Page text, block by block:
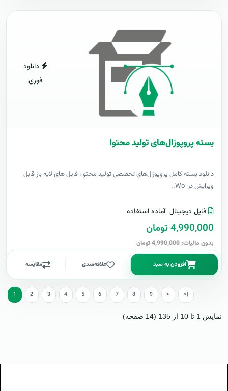
دانلود
فوری
بسته پروپوزال‌های تولید محتوا
دانلود بسته کامل پروپوزال‌های تخصصی تولید محتوا، فایل های لایه باز قابل
ویرایش در Wo..
فایل دیجیتال آماده استفاده
4,990,000 تومان
بدون مالیات: 4,990,000 تومان
افزودن به سبد علاقه‌مندی مقایسه
1 2 3 4 5 6 7 8 9 > >|
نمایش 1 تا 10 از 135 (14 صفحه)